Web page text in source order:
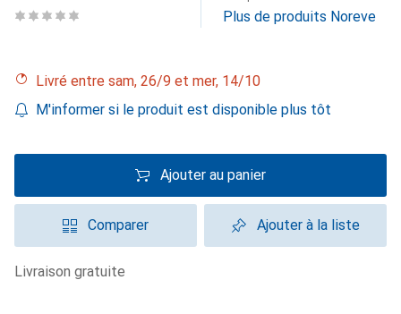
Plus de produits Noreve
Livré entre sam, 26/9 et mer, 14/10
M'informer si le produit est disponible plus tôt
Ajouter au panier
Comparer Ajouter à la liste
livraison gratuite